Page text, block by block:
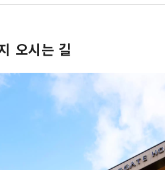
오시는 길